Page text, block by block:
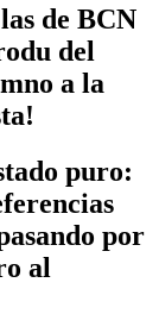
de BCN
del
a la
puro:
por
al